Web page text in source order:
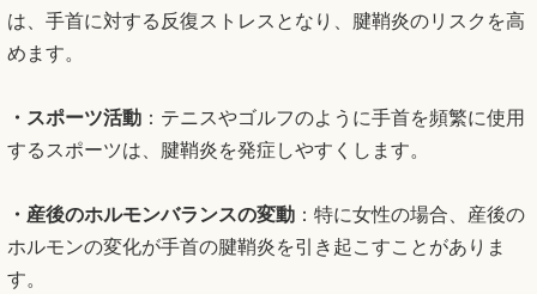
は、手首に対する反復ストレスとなり、腱鞘炎のリスクを高
めます。
・スポーツ活動 ：テニスやゴルフのように手首を頻繁に使用
するスポーツは、腱鞘炎を発症しやすくします。
・産後のホルモンバランスの変動 ：特に女性の場合、産後の
ホルモンの変化が手首の腱鞘炎を引き起こすことがありま
す。